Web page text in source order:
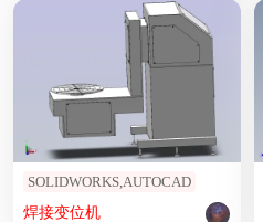
SOLIDWORKS,AUTOCAD
焊接变位机